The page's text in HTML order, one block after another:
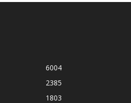
6004
2385
1803